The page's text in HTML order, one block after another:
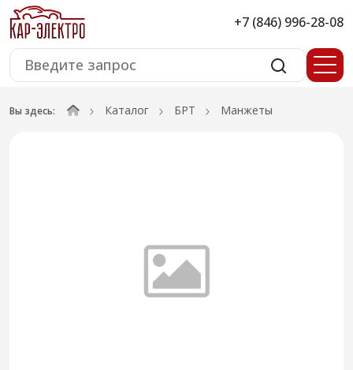
+7 (846) 996-28-08
Вы здесь: Каталог БРТ Манжеты